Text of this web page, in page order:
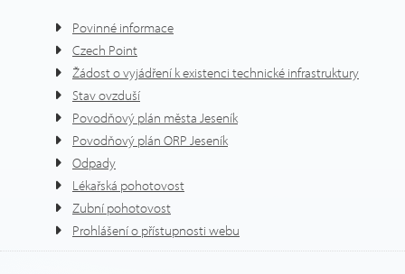
Povinné informace
Czech Point
Žádost o vyjádření k existenci technické infrastruktury
Stav ovzduší
Povodňový plán města Jeseník
Povodňový plán ORP Jeseník
Odpady
Lékařská pohotovost
Zubní pohotovost
Prohlášení o přístupnosti webu